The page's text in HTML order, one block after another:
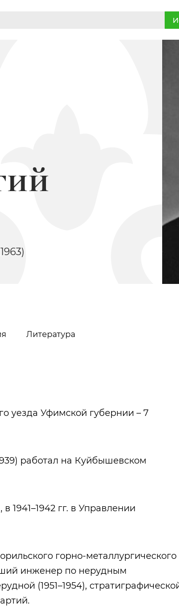
Литература
уезда Уфимской губернии – 7
работал на Куйбышевском
1941–1942 гг. в Управлении
горно-металлургического
инженер по нерудным
(1951–1954),